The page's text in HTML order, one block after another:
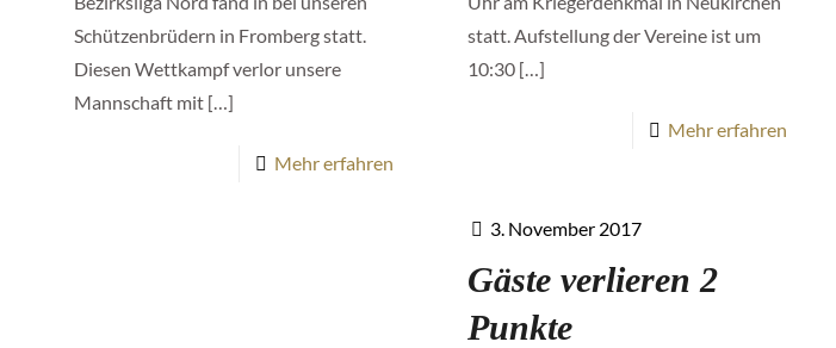
Schützenbrüdern in Fromberg statt.
Diesen Wettkampf verlor unsere
Mannschaft mit[…]
Mehr erfahren
statt. Aufstellung der Vereine ist um
10:30[…]
Mehr erfahren
3. November 2017
Gäste verlieren 2
Punkte